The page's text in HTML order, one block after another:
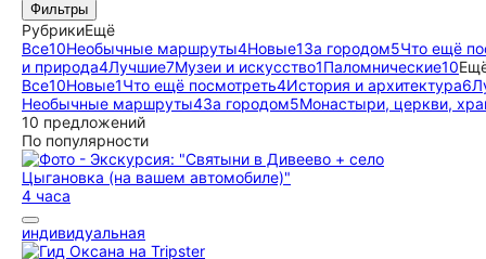
Фильтры
РубрикиЕщё
Все10Необычные маршруты4Новые1За городом5Что ещё
и природа4Лучшие7Музеи и искусство1Паломнические10
Все10Новые1Что ещё посмотреть4История и архитектура6
Необычные маршруты4За городом5Монастыри, церкви,
10 предложений
По популярности
4 часа
индивидуальная